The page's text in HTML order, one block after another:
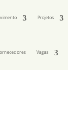
Projetos
Vagas